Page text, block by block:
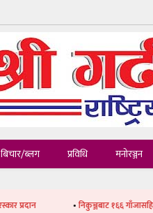
बिचार/ब्लग प्रविधि मनोरञ्जन
•निकुञ्जबाट १६६ गाँजासहित दुईजना पक्राउ